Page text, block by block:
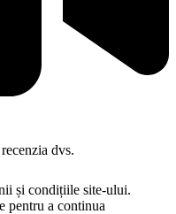
dvs.
și condițiile site-ului.
pentru a continua